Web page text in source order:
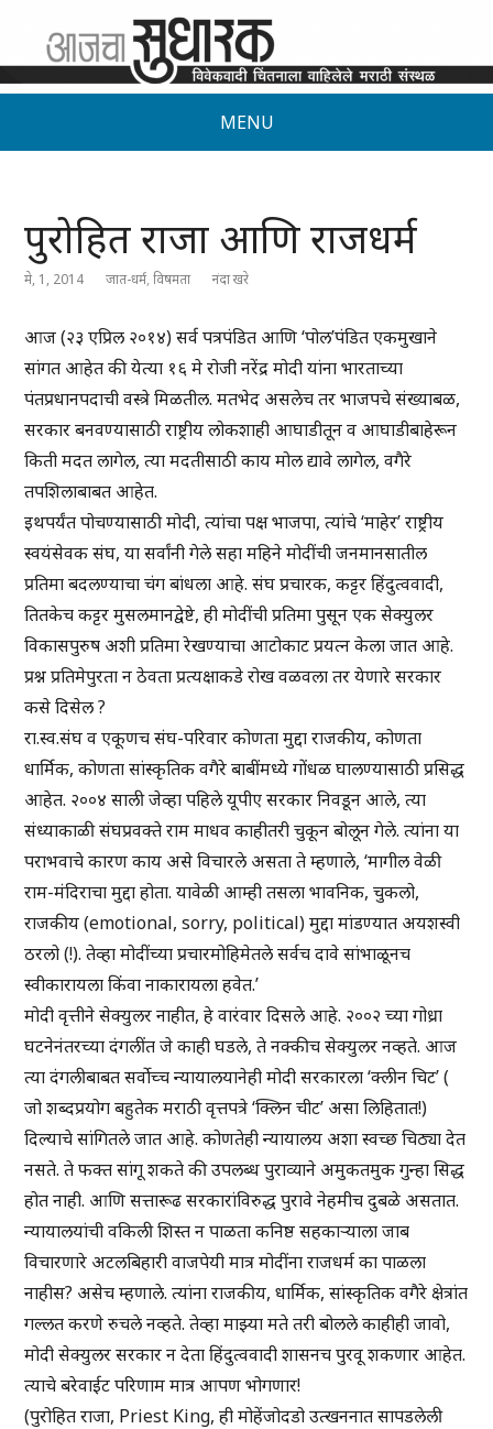
MENU
पुरोहित राजा आणि राजधर्म
मे, 1, 2014 जात-धर्म,विषमता नंदा खरे
आज (२३ एप्रिल २०१४) सर्व पत्रपंडित आणि ‘पोल’पंडित एकमुखाने
सांगत आहेत की येत्या १६ मे रोजी नरेंद्र मोदी यांना भारताच्या
पंतप्रधानपदाची वस्त्रे मिळतील. मतभेद असलेच तर भाजपचे संख्याबळ,
सरकार बनवण्यासाठी राष्ट्रीय लोकशाही आघाडीतून व आघाडीबाहेरून
किती मदत लागेल, त्या मदतीसाठी काय मोल द्यावे लागेल, वगैरे
तपशिलाबाबत आहेत.
इथपर्यंत पोचण्यासाठी मोदी, त्यांचा पक्ष भाजपा, त्यांचे ‘माहेर’ राष्ट्रीय
स्वयंसेवक संघ, या सर्वांनी गेले सहा महिने मोदींची जनमानसातील
प्रतिमा बदलण्याचा चंग बांधला आहे. संघ प्रचारक, कट्टर हिंदुत्ववादी,
तितकेच कट्टर मुसलमानद्वेष्टे, ही मोदींची प्रतिमा पुसून एक सेक्युलर
विकासपुरुष अशी प्रतिमा रेखण्याचा आटोकाट प्रयत्न केला जात आहे.
प्रश्न प्रतिमेपुरता न ठेवता प्रत्यक्षाकडे रोख वळवला तर येणारे सरकार
कसे दिसेल ?
रा.स्व.संघ व एकूणच संघ-परिवार कोणता मुद्दा राजकीय, कोणता
धार्मिक, कोणता सांस्कृतिक वगैरे बाबींमध्ये गोंधळ घालण्यासाठी प्रसिद्ध
आहेत. २००४ साली जेव्हा पहिले यूपीए सरकार निवडून आले, त्या
संध्याकाळी संघप्रवक्ते राम माधव काहीतरी चुकून बोलून गेले. त्यांना या
पराभवाचे कारण काय असे विचारले असता ते म्हणाले, ‘मागील वेळी
राम-मंदिराचा मुद्दा होता. यावेळी आम्ही तसला भावनिक, चुकलो,
राजकीय (emotional, sorry, political) मुद्दा मांडण्यात अयशस्वी
ठरलो (!). तेव्हा मोदींच्या प्रचारमोहिमेतले सर्वच दावे सांभाळूनच
स्वीकारायला किंवा नाकारायला हवेत.’
मोदी वृत्तीने सेक्युलर नाहीत, हे वारंवार दिसले आहे. २००२ च्या गोध्रा
घटनेनंतरच्या दंगलींत जे काही घडले, ते नक्कीच सेक्युलर नव्हते. आज
त्या दंगलीबाबत सर्वोच्च न्यायालयानेही मोदी सरकारला ‘क्लीन चिट’ (
जो शब्दप्रयोग बहुतेक मराठी वृत्तपत्रे ‘क्लिन चीट’ असा लिहितात!)
दिल्याचे सांगितले जात आहे. कोणतेही न्यायालय अशा स्वच्छ चिठ्या देत
नसते. ते फक्त सांगू शकते की उपलब्ध पुराव्याने अमुकतमुक गुन्हा सिद्ध
होत नाही. आणि सत्तारूढ सरकारांविरुद्ध पुरावे नेहमीच दुबळे असतात.
न्यायालयांची वकिली शिस्त न पाळता कनिष्ठ सहकाऱ्याला जाब
विचारणारे अटलबिहारी वाजपेयी मात्र मोदींना राजधर्म का पाळला
नाहीस? असेच म्हणाले. त्यांना राजकीय, धार्मिक, सांस्कृतिक वगैरे क्षेत्रांत
गल्लत करणे रुचले नव्हते. तेव्हा माझ्या मते तरी बोलले काहीही जावो,
मोदी सेक्युलर सरकार न देता हिंदुत्ववादी शासनच पुरवू शकणार आहेत.
त्याचे बरेवाईट परिणाम मात्र आपण भोगणार!
(पुरोहित राजा, Priest King, ही मोहेंजोदडो उत्खननात सापडलेली